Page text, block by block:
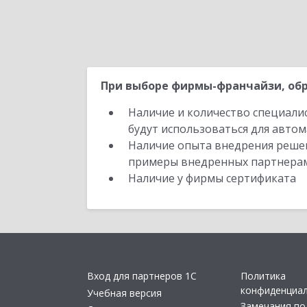
При выборе фирмы-франчайзи,
Наличие и количество
будут использоваться для
Наличие опыта внедрения
примеры внедренных
Наличие у фирмы сертификата
Вход для партнеров 1С
Учебная версия
Политика